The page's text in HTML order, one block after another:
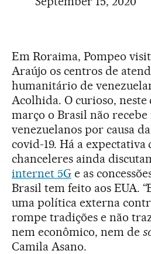
Em Roraima, Pompeo
Araújo os centros de
humanitário de
Acolhida. O curioso, neste
março o Brasil não
venezuelanos por causa
covid-19. Há a expectativa
chanceleres ainda
internet 5Ge as
Brasil tem feito aos EUA.
uma política externa
rompe tradições e não
nem econômico, nem de
Camila Asano.